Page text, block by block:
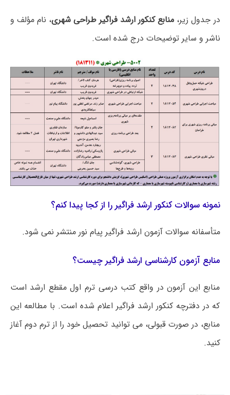
در جدول زیر، منابع کنکور ارشد فراگیر طراحی شهری، نام مؤلف و
ناشر و سایر توضیحات درج شده است.
نمونه سوالات کنکور ارشد فراگیر را از کجا پیدا کنم؟
متأسفانه سوالات آزمون ارشد فراگیر پیام نور منتشر نمی شود.
منابع آزمون کارشناسی ارشد فراگیر چیست؟
منابع این آزمون در واقع کتب درسی ترم اول مقطع ارشد است
که در دفترچه کنکور ارشد فراگیر اعلام شده است. با مطالعه این
منابع، در صورت قبولی، می توانید تحصیل خود را از ترم دوم آغاز
کنید.